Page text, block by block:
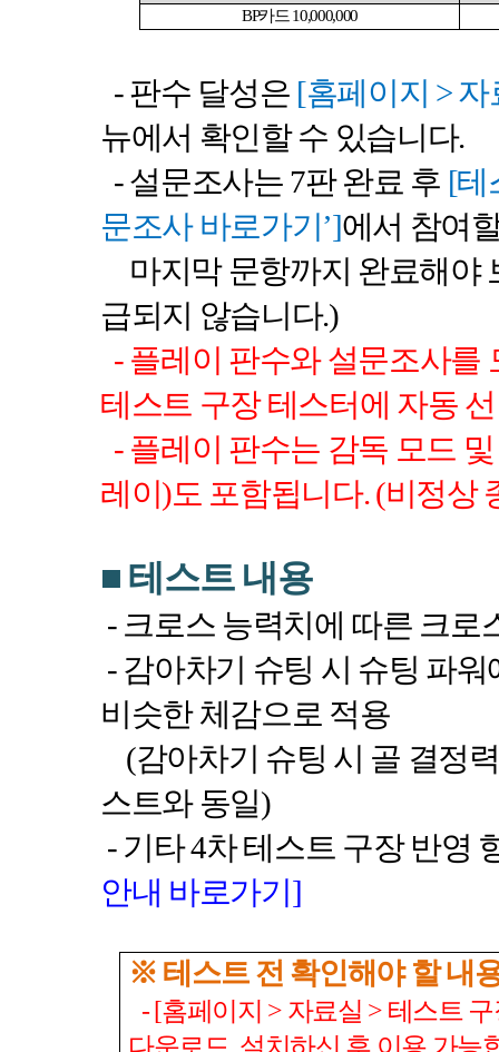
BP카드 10,000,000
-판수 달성은 [홈페이지 >자
뉴에서 확인할 수 있습니다.
-설문조사는 7판 완료 후 [테
문조사 바로가기’]에서 참여
마지막 문항까지 완료해야
급되지 않습니다.)
- 플레이 판수와 설문조사를
테스트 구장 테스터에 자동
- 플레이 판수는 감독 모드
레이)도 포함됩니다. (비정상
■ 테스트 내용
- 크로스 능력치에 따른 크로
- 감아차기 슈팅 시 슈팅 파워
비슷한 체감으로 적용
(감아차기 슈팅 시 골 결정
스트와 동일)
- 기타4차 테스트 구장 반영
안내 바로가기]
※ 테스트 전 확인해야 할 내
- [홈페이지 > 자료실 > 테스트